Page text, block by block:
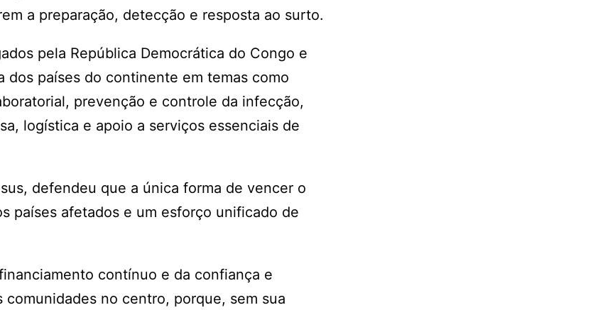
a preparação, detecção e resposta ao surto.
pela República Democrática do Congo e
países do continente em temas como
prevenção e controle da infecção,
logística e apoio a serviços essenciais de
defendeu que a única forma de vencer o
países afetados e um esforço unificado de
contínuo e da confiança e
no centro, porque, sem sua